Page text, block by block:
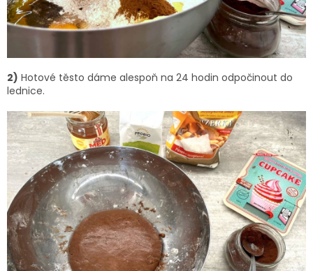
2) Hotové těsto dáme alespoň na 24 hodin odpočinout do
lednice.